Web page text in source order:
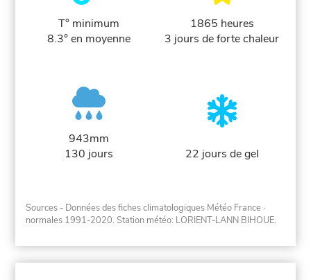
T° minimum
8.3° en moyenne
1865 heures
3 jours de forte chaleur
943mm
130 jours
22 jours de gel
Sources - Données des fiches climatologiques Météo France ·
normales 1991-2020. Station météo: LORIENT-LANN BIHOUE.